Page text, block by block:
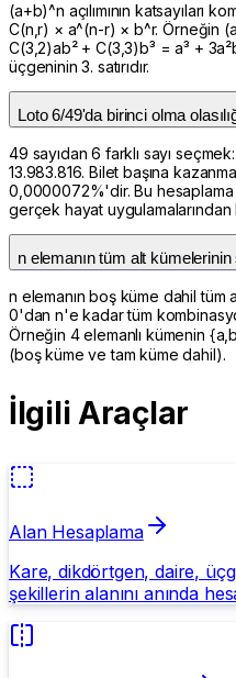
(a+b)^n açılımının katsayıları
C(n,r) × a^(n-r) × b^r. Örneğin
C(3,2)ab² + C(3,3)b³ = a³ +
üçgeninin 3. satırıdır.
Loto 6/49'da birinci olma
49 sayıdan 6 farklı sayı
13.983.816. Bilet başına kazanma
0,0000072%'dir. Bu
gerçek hayat uygulamalarından
n elemanın tüm alt kümelerinin
n elemanın boş küme dahil tüm
0'dan n'e kadar tüm
Örneğin 4 elemanlı kümenin
(boş küme ve tam küme dahil).
İlgili Araçlar
Alan Hesaplama
Kare, dikdörtgen, daire,
şekillerin alanını anında